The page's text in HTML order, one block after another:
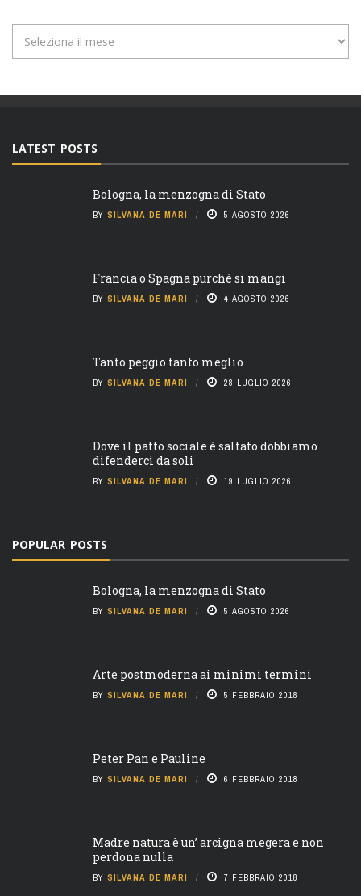
LATEST POSTS
Bologna, la menzogna di Stato
BY SILVANA DE MARI 5 AGOSTO 2026
Francia o Spagna purché si mangi
BY SILVANA DE MARI 4 AGOSTO 2026
Tanto peggio tanto meglio
BY SILVANA DE MARI 28 LUGLIO 2026
Dove il patto sociale è saltato dobbiamo
difenderci da soli
BY SILVANA DE MARI 19 LUGLIO 2026
POPULAR POSTS
Bologna, la menzogna di Stato
BY SILVANA DE MARI 5 AGOSTO 2026
Arte postmoderna ai minimi termini
BY SILVANA DE MARI 5 FEBBRAIO 2018
Peter Pan e Pauline
BY SILVANA DE MARI 6 FEBBRAIO 2018
Madre natura è un’ arcigna megera e non
perdona nulla
BY SILVANA DE MARI 7 FEBBRAIO 2018